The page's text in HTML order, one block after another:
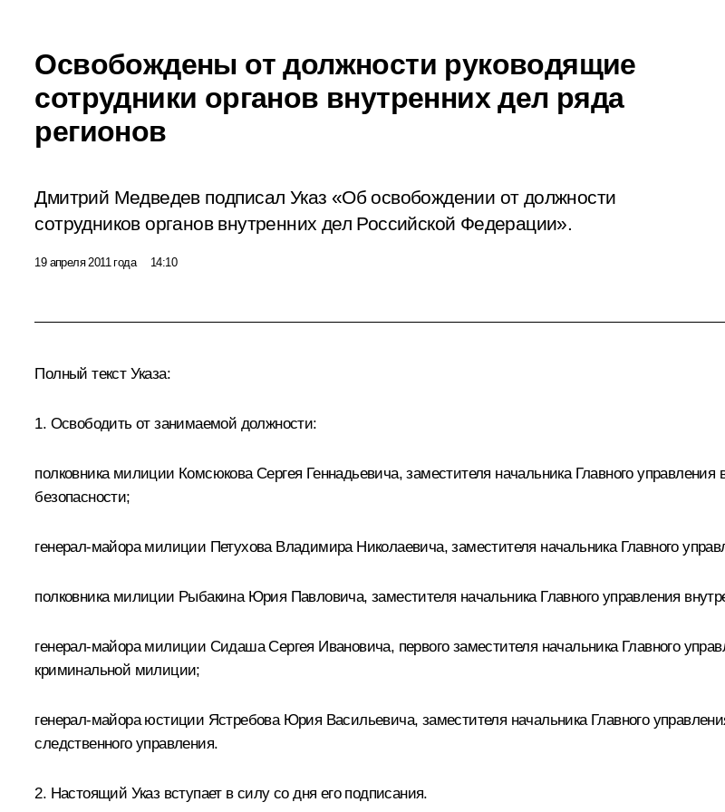
Освобождены от должности руководящие
сотрудники органов внутренних дел ряда
регионов
Дмитрий Медведев подписал Указ «Об освобождении от должности
сотрудников органов внутренних дел Российской Федерации».
19 апреля 2011 года 14:10
Полный текст Указа:
1. Освободить от занимаемой должности:
полковника милиции Комсюкова Сергея Геннадьевича, заместителя начальника Главного
безопасности;
генерал-майора милиции Петухова Владимира Николаевича, заместителя начальника Главного
полковника милиции Рыбакина Юрия Павловича, заместителя начальника Главного управления
генерал-майора милиции Сидаша Сергея Ивановича, первого заместителя начальника Главного
криминальной милиции;
генерал-майора юстиции Ястребова Юрия Васильевича, заместителя начальника Главного
следственного управления.
2. Настоящий Указ вступает в силу со дня его подписания.